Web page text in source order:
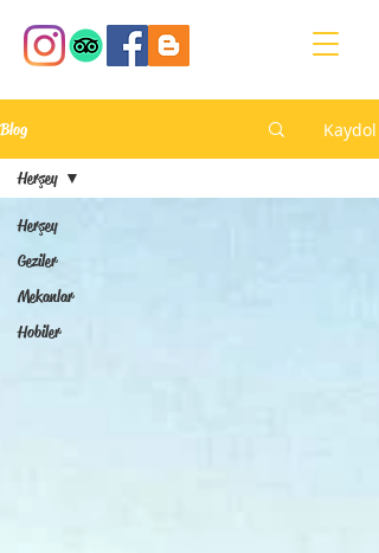
Blog Kaydol
Herşey
Geziler
Mekanlar
Hobiler
Herşey